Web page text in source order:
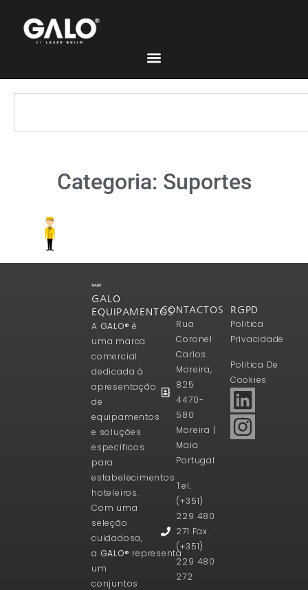
Categoria: Suportes
GALO
EQUIPAMENTOS
A GALO® é
uma marca
comercial
dedicada à
apresentação
de
equipamentos
e soluções
específicos
para
estabelecimentos
hoteleiros.
Com uma
seleção
cuidadosa,
a GALO® representa
um
conjuntos
CONTACTOS
Rua
Coronel
Carlos
Moreira,
825
4470-
580
Moreira |
Maia
Portugal
Tel.
(+351)
229 480
271 Fax.
(+351)
229 480
272
RGPD
Politica
Privacidade
Politica De
Cookies